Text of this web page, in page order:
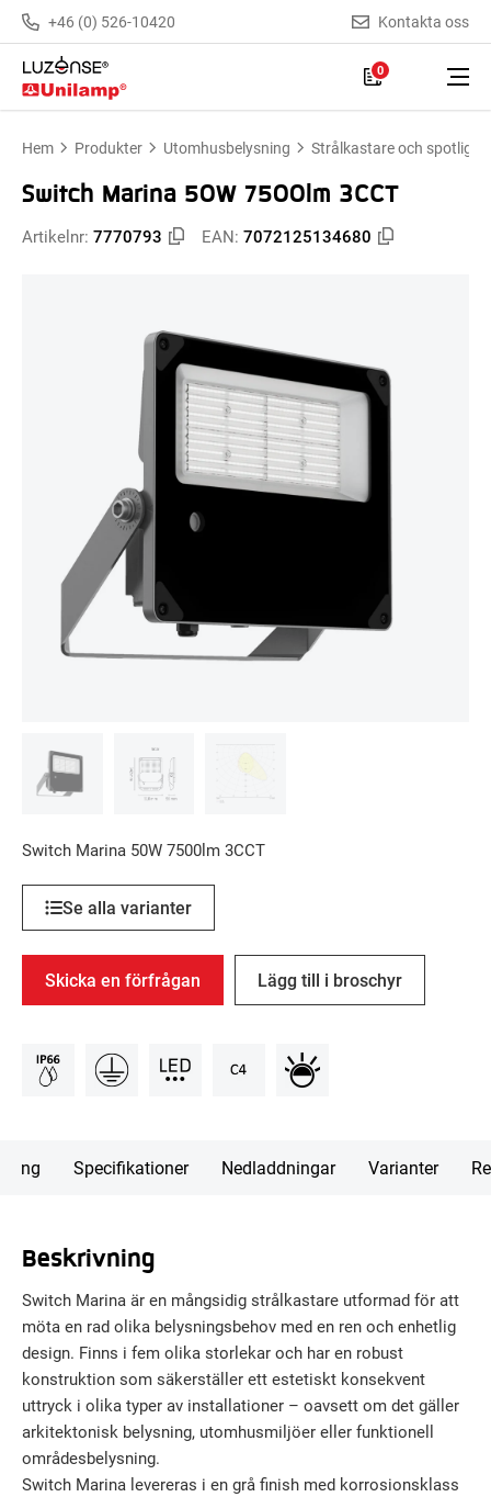
+46 (0) 526-10420 Kontakta oss
0
Hem Produkter Utomhusbelysning Strålkastare och
Switch Marina 50W 7500lm 3CCT
Artikelnr: 7770793 EAN: 7072125134680
Switch Marina 50W 7500lm 3CCT
Se alla varianter
Skicka en förfrågan Lägg till i broschyr
Specifikationer Nedladdningar Varianter
Beskrivning
Switch Marina är en mångsidig strålkastare utformad för att
möta en rad olika belysningsbehov med en ren och enhetlig
design. Finns i fem olika storlekar och har en robust
konstruktion som säkerställer ett estetiskt konsekvent
uttryck i olika typer av installationer – oavsett om det gäller
arkitektonisk belysning, utomhusmiljöer eller funktionell
områdesbelysning.
Switch Marina levereras i en grå finish med korrosionsklass